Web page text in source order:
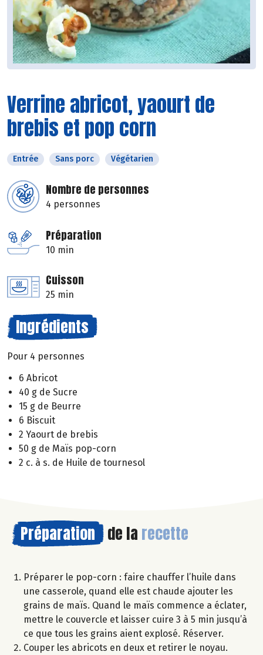
Verrine abricot, yaourt de
brebis et pop corn
Entrée Sans porc Végétarien
Nombre de personnes
4 personnes
Préparation
10 min
Cuisson
25 min
Ingrédients
Pour 4 personnes
6 Abricot
40 g de Sucre
15 g de Beurre
6 Biscuit
2 Yaourt de brebis
50 g de Maïs pop-corn
2 c. à s. de Huile de tournesol
Préparation de la recette
Préparer le pop-corn : faire chauffer l’huile dans
une casserole, quand elle est chaude ajouter les
grains de maïs. Quand le maïs commence a éclater,
mettre le couvercle et laisser cuire 3 à 5 min jusqu’à
ce que tous les grains aient explosé. Réserver.
Couper les abricots en deux et retirer le noyau.